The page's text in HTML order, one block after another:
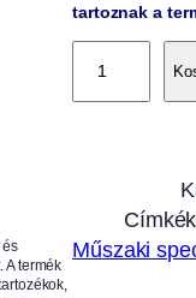
és
A termék
tartoznak a
ó
Műszaki